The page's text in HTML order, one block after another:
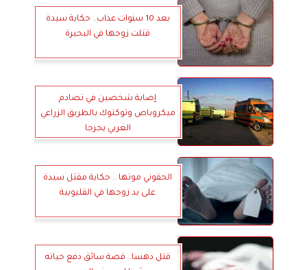
بعد 10 سنوات عذاب.. حكاية سيدة
قتلت زوجها في البحيرة
إصابة شخصين في تصادم
ميكروباص وتوكتوك بالطريق الزراعي
الغربي بجرجا
الحقوني موتها .. حكاية مقتل سيدة
على يد زوجها في القليوبية
قتل دهسا.. قصة سائق دفع حياته